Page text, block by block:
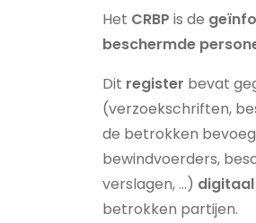
Het CRBP is de
beschermde
Dit register bevat
(verzoekschriften,
de betrokken
bewindvoerders,
verslagen, …) digitaal
betrokken partijen.